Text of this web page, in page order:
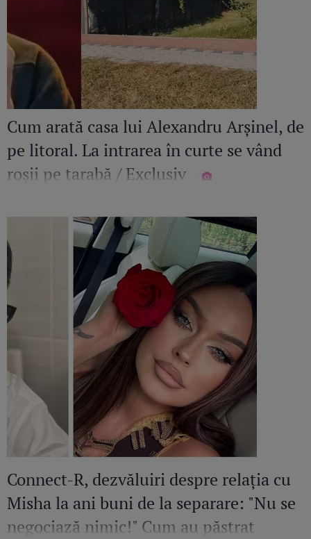
Cum arată casa lui Alexandru Arșinel, de
pe litoral. La intrarea în curte se vând
roșii pe tarabă / Exclusiv
Connect-R, dezvăluiri despre relația cu
Misha la ani buni de la separare: "Nu se
negociază nimic!" Cum au păstrat